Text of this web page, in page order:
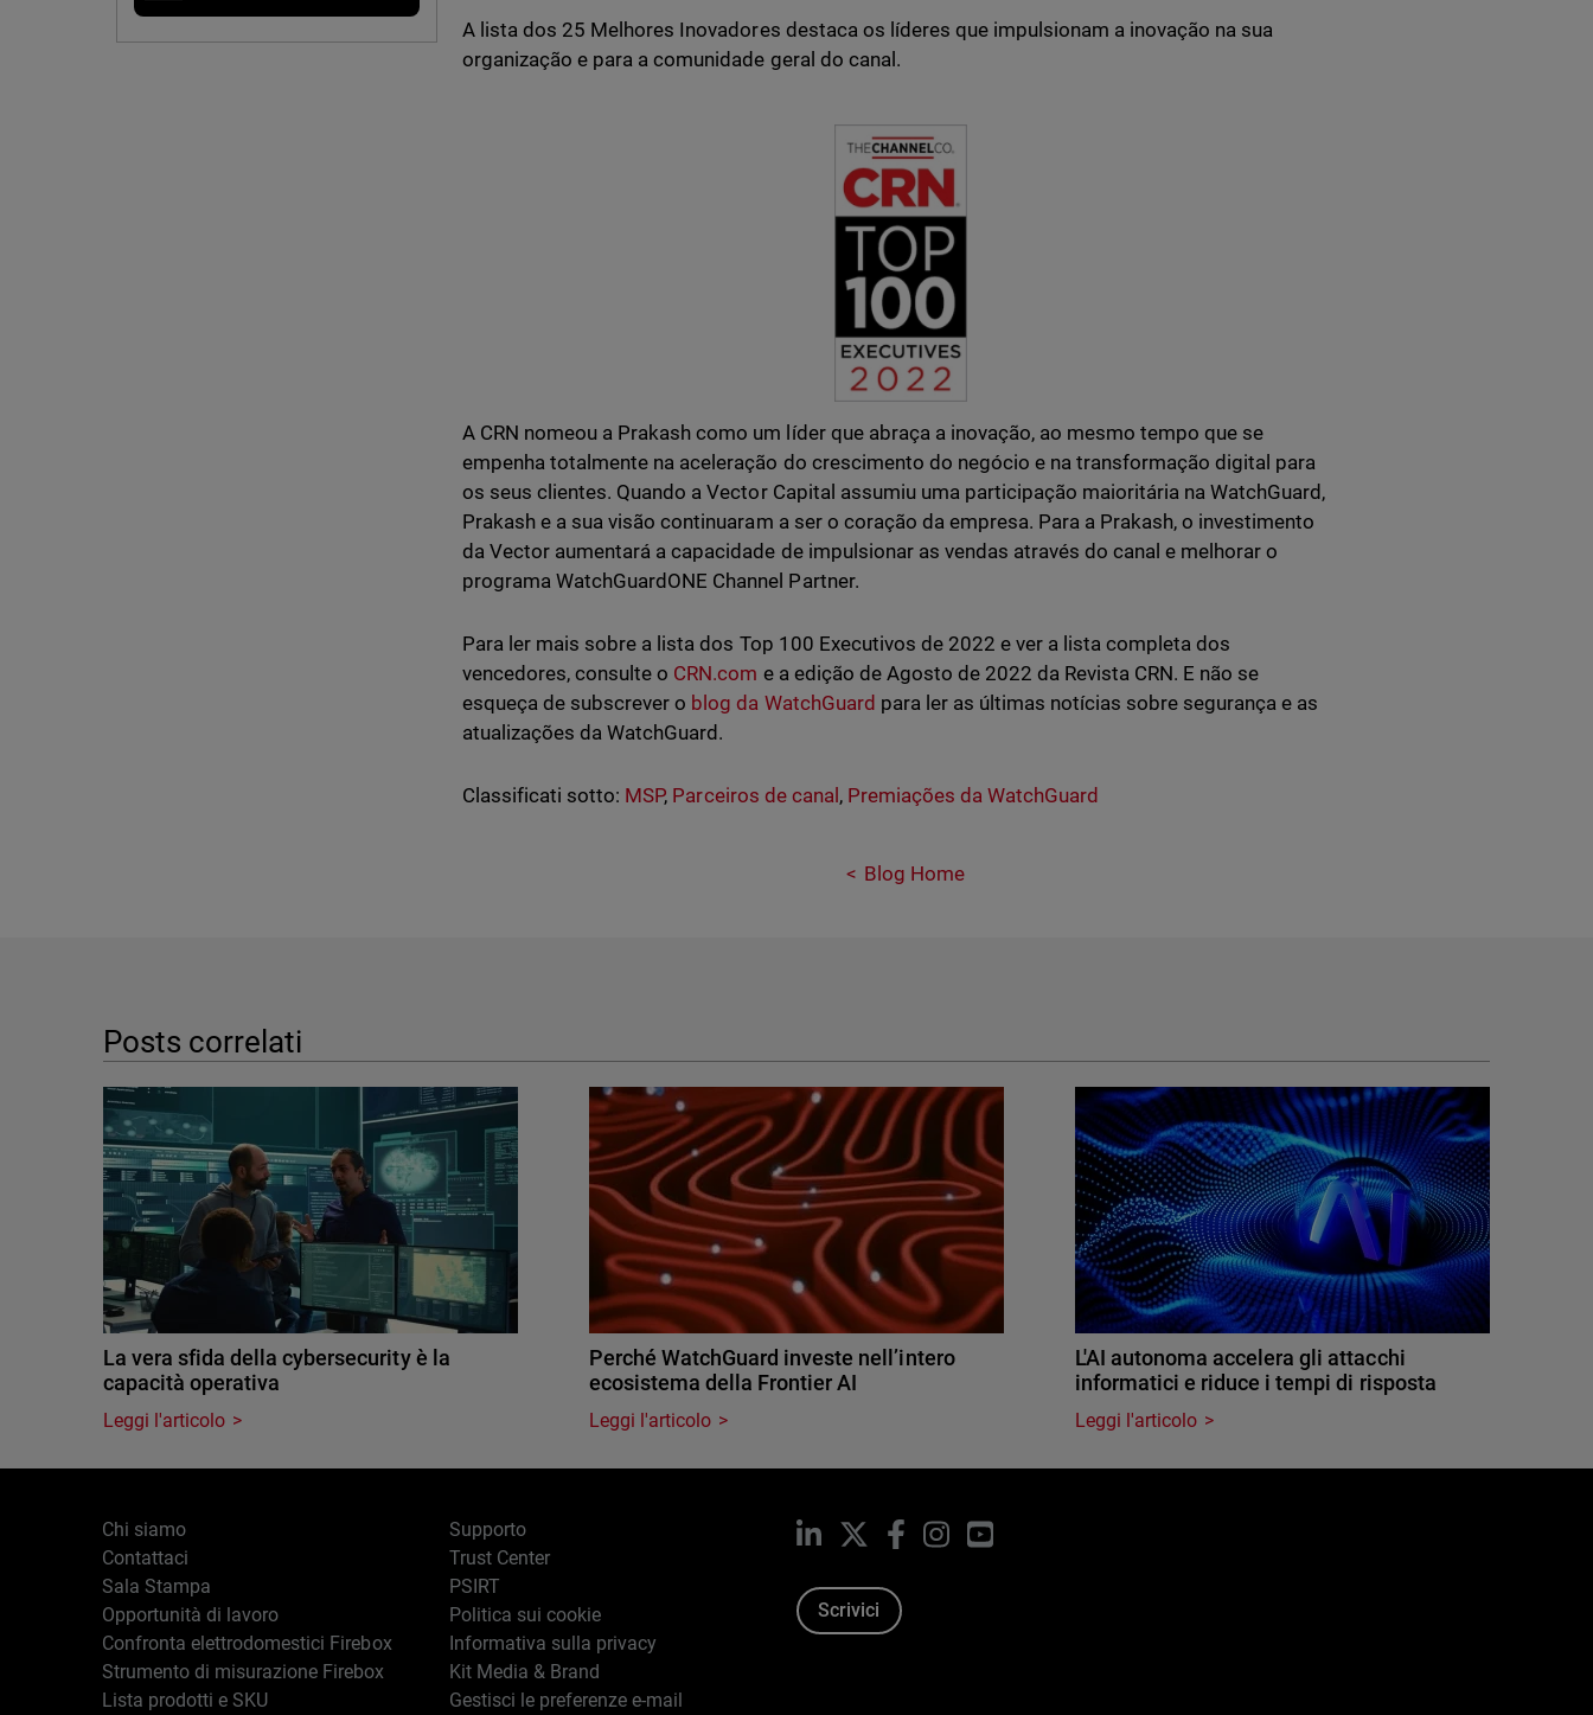
A lista dos 25 Melhores Inovadores destaca os líderes que impulsionam a inovação na sua
organização e para a comunidade geral do canal.
A CRN nomeou a Prakash como um líder que abraça a inovação, ao mesmo tempo que se
empenha totalmente na aceleração do crescimento do negócio e na transformação digital para
os seus clientes. Quando a Vector Capital assumiu uma participação maioritária na WatchGuard,
Prakash e a sua visão continuaram a ser o coração da empresa. Para a Prakash, o investimento
da Vector aumentará a capacidade de impulsionar as vendas através do canal e melhorar o
programa WatchGuardONE Channel Partner.
Para ler mais sobre a lista dos Top 100 Executivos de 2022 e ver a lista completa dos
vencedores, consulte o CRN.com e a edição de Agosto de 2022 da Revista CRN. E não se
esqueça de subscrever o blog da WatchGuard para ler as últimas notícias sobre segurança e as
atualizações da WatchGuard.
Classificati sotto: MSP, Parceiros de canal , Premiações da WatchGuard
Blog Home
Posts correlati
La vera sfida della cybersecurity è la
capacità operativa
Leggi l'articolo
Perché WatchGuard investe nell’intero
ecosistema della Frontier AI
Leggi l'articolo
L'AI autonoma accelera gli attacchi
informatici e riduce i tempi di risposta
Leggi l'articolo
Chi siamo
Contattaci
Sala Stampa
Opportunità di lavoro
Confronta elettrodomestici Firebox
Strumento di misurazione Firebox
Lista prodotti e SKU
Supporto
Trust Center
PSIRT
Politica sui cookie
Informativa sulla privacy
Kit Media & Brand
Gestisci le preferenze e-mail
LinkedIn Facebook
InstagramYouTube
Scrivici